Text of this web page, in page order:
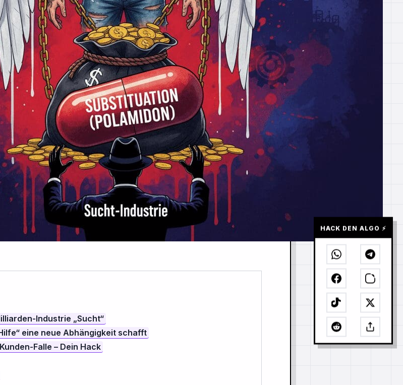
HACK DEN ALGO ⚡️
Industrie „Sucht“
eine neue Abhängigkeit schafft
Falle – Dein Hack